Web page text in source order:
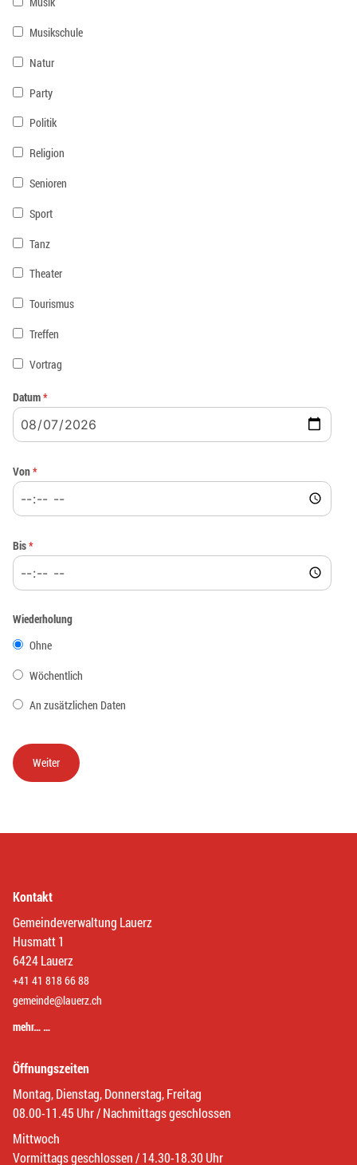
Musikschule
Natur
Party
Politik
Religion
Senioren
Sport
Tanz
Theater
Tourismus
Treffen
Vortrag
Datum*
Von*
Bis*
Wiederholung
Ohne
Wöchentlich
An zusätzlichen Daten
Kontakt
Gemeindeverwaltung Lauerz
Husmatt 1
6424 Lauerz
+41 41 818 66 88
gemeinde@lauerz.ch
mehr… …
Öffnungszeiten
Montag, Dienstag, Donnerstag, Freitag
08.00-11.45 Uhr / Nachmittags geschlossen
Mittwoch
Vormittags geschlossen / 14.30-18.30 Uhr